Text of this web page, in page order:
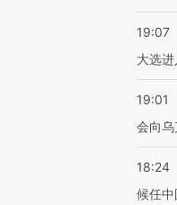
19:07
大选
19:01
会向
18:24
候任